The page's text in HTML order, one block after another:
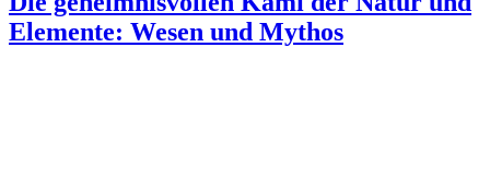
Elemente: Wesen und Mythos